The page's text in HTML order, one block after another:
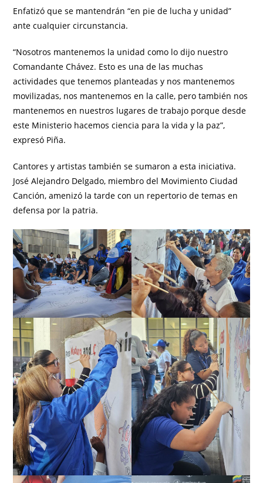
Enfatizó que se mantendrán “en pie de lucha y unidad”
ante cualquier circunstancia.
“Nosotros mantenemos la unidad como lo dijo nuestro
Comandante Chávez. Esto es una de las muchas
actividades que tenemos planteadas y nos mantenemos
movilizadas, nos mantenemos en la calle, pero también nos
mantenemos en nuestros lugares de trabajo porque desde
este Ministerio hacemos ciencia para la vida y la paz”,
expresó Piña.
Cantores y artistas también se sumaron a esta iniciativa.
José Alejandro Delgado, miembro del Movimiento Ciudad
Canción, amenizó la tarde con un repertorio de temas en
defensa por la patria.